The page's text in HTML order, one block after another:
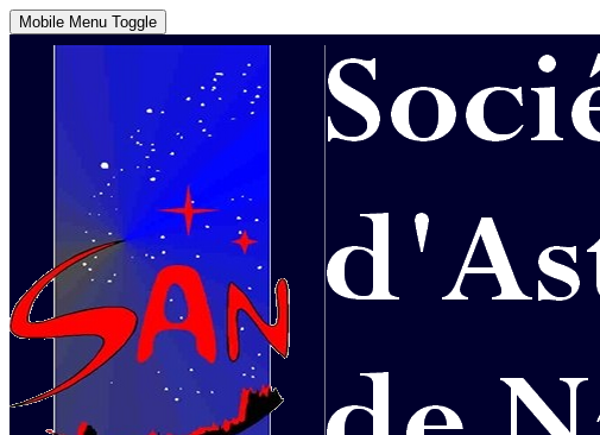
Mobile Menu Toggle